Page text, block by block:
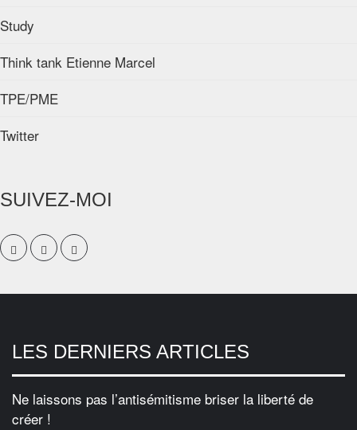
Study
Think tank Etienne Marcel
TPE/PME
Twitter
SUIVEZ-MOI
LES DERNIERS ARTICLES
Ne laissons pas l’antisémitisme briser la liberté de
créer !